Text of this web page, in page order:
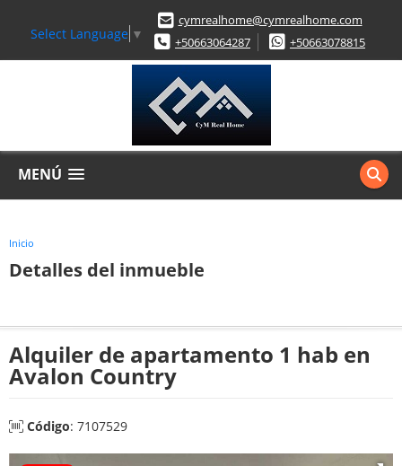
Select Language ▼
cymrealhome@cymrealhome.com
+50663064287
+50663078815
MENÚ
Inicio
Detalles del inmueble
Alquiler de apartamento 1 hab en
Avalon Country
Código: 7107529